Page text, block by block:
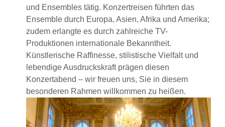
und Ensembles tätig. Konzertreisen führten das
Ensemble durch Europa, Asien, Afrika und Amerika;
zudem erlangte es durch zahlreiche TV-
Produktionen internationale Bekanntheit.
Künstlerische Raffinesse, stilistische Vielfalt und
lebendige Ausdruckskraft prägen diesen
Konzertabend – wir freuen uns, Sie in diesem
besonderen Rahmen willkommen zu heißen.